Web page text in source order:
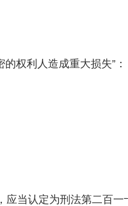
权利人造成重大损失”：
当认定为刑法第二百一